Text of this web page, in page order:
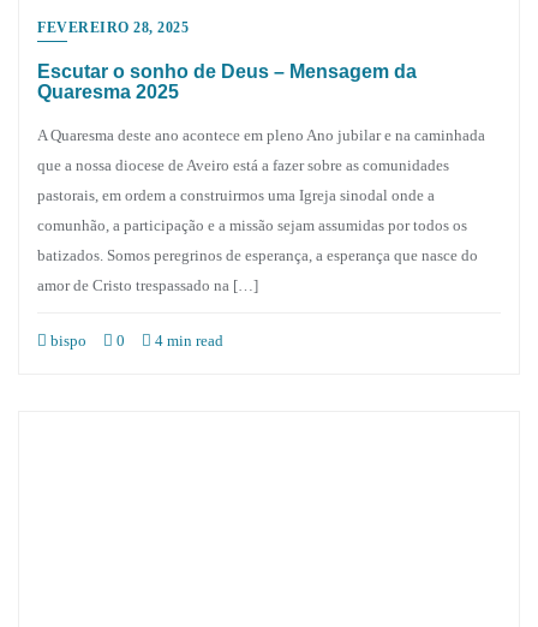
FEVEREIRO 28, 2025
Escutar o sonho de Deus – Mensagem da
Quaresma 2025
A Quaresma deste ano acontece em pleno Ano jubilar e na caminhada
que a nossa diocese de Aveiro está a fazer sobre as comunidades
pastorais, em ordem a construirmos uma Igreja sinodal onde a
comunhão, a participação e a missão sejam assumidas por todos os
batizados. Somos peregrinos de esperança, a esperança que nasce do
amor de Cristo trespassado na […]
bispo 0 4 min read